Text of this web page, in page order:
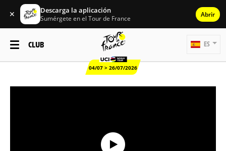
✕ Descarga la aplicación
Sumérgete en el Tour de France Abrir
CLUB
04/07 > 26/07/2026
ES